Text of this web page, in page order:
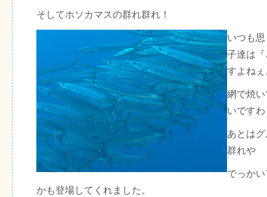
そしてホソカマスの群れ群れ！
いつも
子達は
すよねぇ
網で焼
いです
あとは
群れや
でっか
かも登場してくれました。